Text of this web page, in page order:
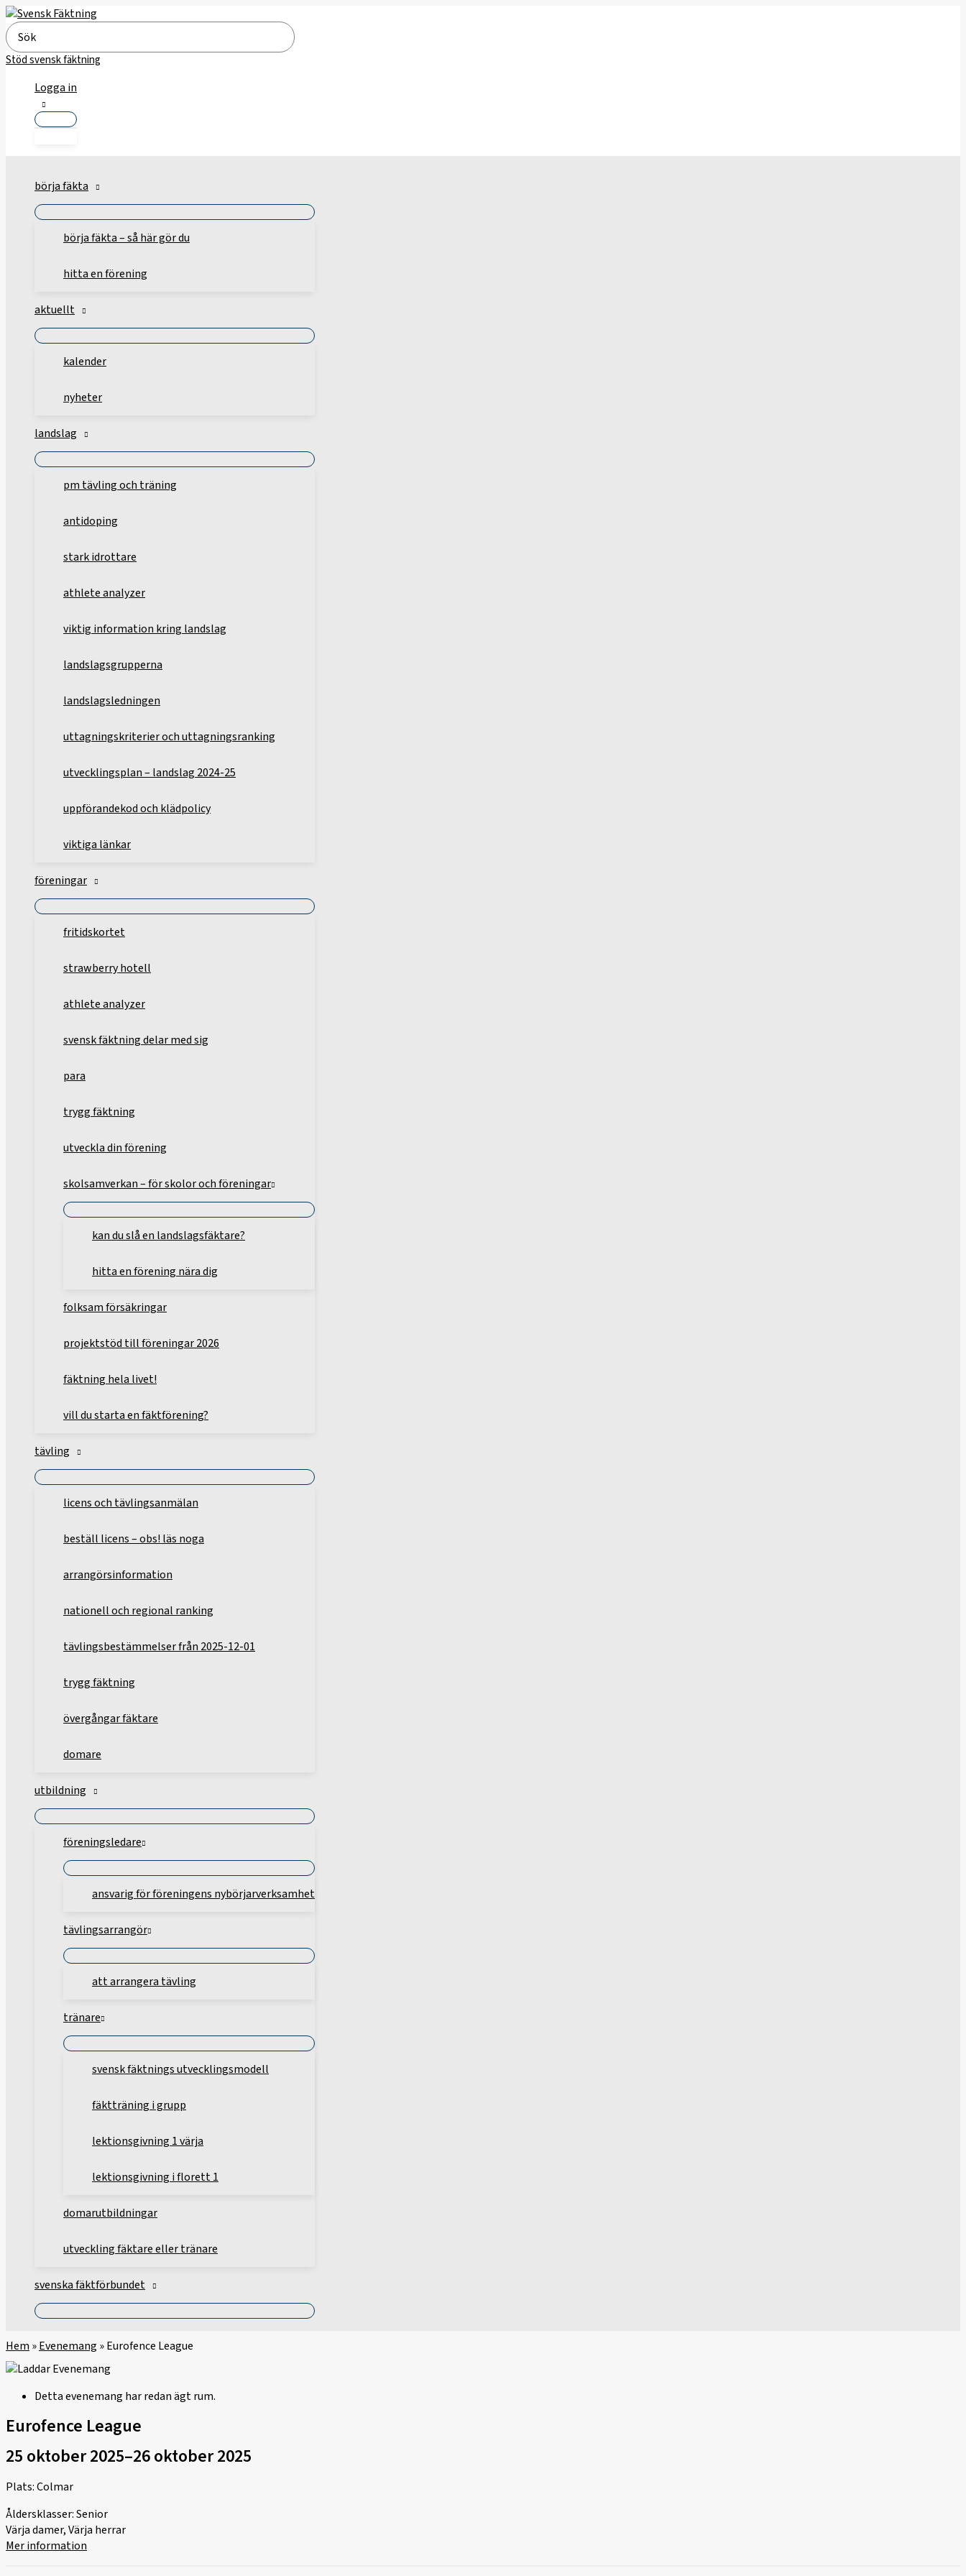
Hoppa
till
innehåll
Search
for:
Stöd svensk fäktning
Logga in
börja fäkta
börja fäkta – så här gör du
hitta en förening
aktuellt
kalender
nyheter
landslag
pm tävling och träning
antidoping
stark idrottare
athlete analyzer
viktig information kring landslag
landslagsgrupperna
landslagsledningen
uttagningskriterier och uttagningsranking
utvecklingsplan – landslag 2024-25
uppförandekod och klädpolicy
viktiga länkar
föreningar
fritidskortet
strawberry hotell
athlete analyzer
svensk fäktning delar med sig
para
trygg fäktning
utveckla din förening
skolsamverkan – för skolor och föreningar
kan du slå en landslagsfäktare?
hitta en förening nära dig
folksam försäkringar
projektstöd till föreningar 2026
fäktning hela livet!
vill du starta en fäktförening?
tävling
licens och tävlingsanmälan
beställ licens – obs! läs noga
arrangörsinformation
nationell och regional ranking
tävlingsbestämmelser från 2025-12-01
trygg fäktning
övergångar fäktare
domare
utbildning
föreningsledare
ansvarig för föreningens nybörjarverksamhet
tävlingsarrangör
att arrangera tävling
tränare
svensk fäktnings utvecklingsmodell
fäktträning i grupp
lektionsgivning 1 värja
lektionsgivning i florett 1
domarutbildningar
utveckling fäktare eller tränare
svenska fäktförbundet
Hem »Evenemang »Eurofence League
Detta evenemang har redan ägt rum.
Eurofence League
25 oktober 2025–26 oktober 2025
Plats: Colmar
Åldersklasser: Senior
Värja damer, Värja herrar
Mer information